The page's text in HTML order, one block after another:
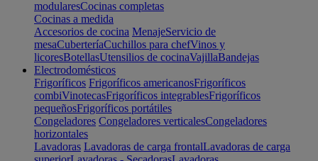
modularesCocinas completas
Cocinas a medida
Accesorios de cocina MenajeServicio de
mesaCuberteríaCuchillos para chefVinos y
licoresBotellasUtensilios de cocinaVajillaBandejas
Electrodomésticos
Frigoríficos Frigoríficos americanosFrigoríficos
combiVinotecasFrigoríficos integrablesFrigoríficos
pequeñosFrigoríficos portátiles
Congeladores Congeladores verticalesCongeladores
horizontales
Lavadoras Lavadoras de carga frontalLavadoras de carga